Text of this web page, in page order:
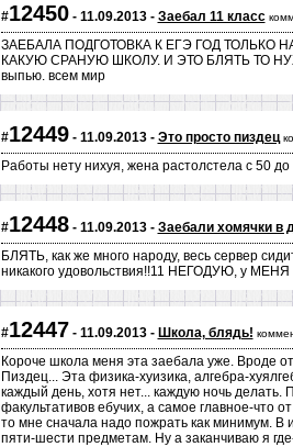
#12450- 11.09.2013 - Заебал 11 класс
ЗАЕБАЛА ПОДГОТОВКА К ЕГЭ ГОД ТОЛЬКО
КАКУЮ СРАНУЮ ШКОЛУ. И ЭТО БЛЯТЬ ТО
выпью. всем мир
#12449- 11.09.2013 - Это просто пиздец
Работы нету нихуя, жена растолстела с 50
#12448- 11.09.2013 - Заебали хомячки в
БЛЯТЬ, как же много народу, весь сервер
никакого удовольствия!!11 НЕГОДУЮ, у
#12447 - 11.09.2013 - Школа, блядь!
Короче школа меня эта заебала уже. Вроде
Пиздец... Эта физика-хуизика, алгебра-
каждый день, хотя нет... каждую ночь делать.
факультативов ебучих, а самое главное-что
то мне сначала надо пожрать как минимум. В
пяти-шести предметам. Ну а заканчиваю я